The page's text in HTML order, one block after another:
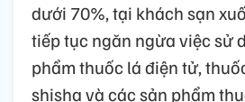
dưới 70%, tại khách sạn
tiếp tục ngăn ngừa việc sử
phẩm thuốc lá điện tử,
shisha và các sản phẩm